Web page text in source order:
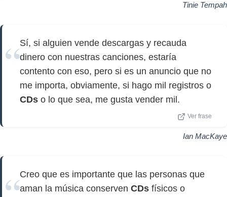
Tinie Tempah
Sí, si alguien vende descargas y recauda
dinero con nuestras canciones, estaría
contento con eso, pero si es un anuncio que no
me importa, obviamente, si hago mil registros o
CDs o lo que sea, me gusta vender mil.
Ver frase
Ian MacKaye
Creo que es importante que las personas que
aman la música conserven CDs físicos o